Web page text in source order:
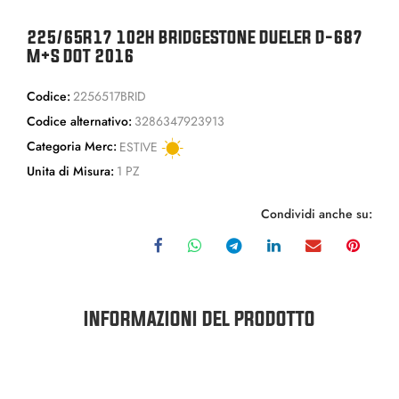
225/65R17 102H BRIDGESTONE DUELER D-687
M+S DOT 2016
Codice: 2256517BRID
Codice alternativo: 3286347923913
Categoria Merc: ESTIVE
Unita di Misura: 1 PZ
Condividi anche su:
INFORMAZIONI DEL PRODOTTO